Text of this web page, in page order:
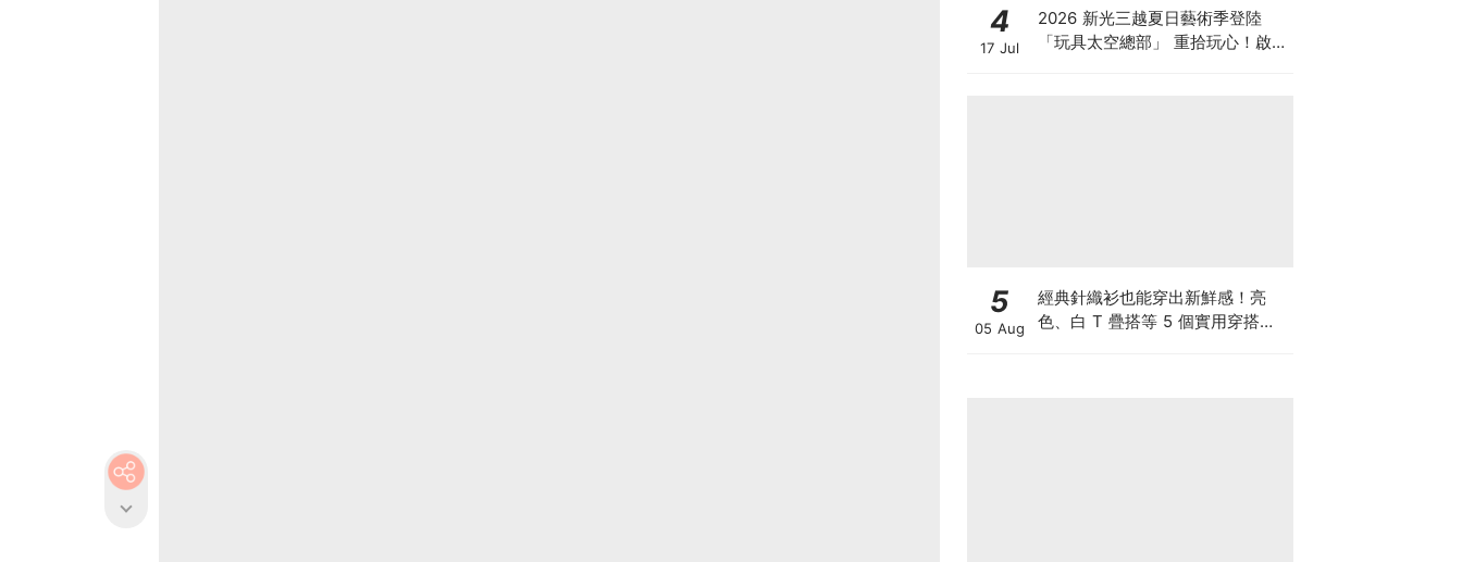
4
17 Jul
2026 新光三越夏日藝術季登陸
「玩具太空總部」 重拾玩心！啟動
5
05 Aug
經典針織衫也能穿出新鮮感！亮
色、白 T 疊搭等 5 個實用穿搭技